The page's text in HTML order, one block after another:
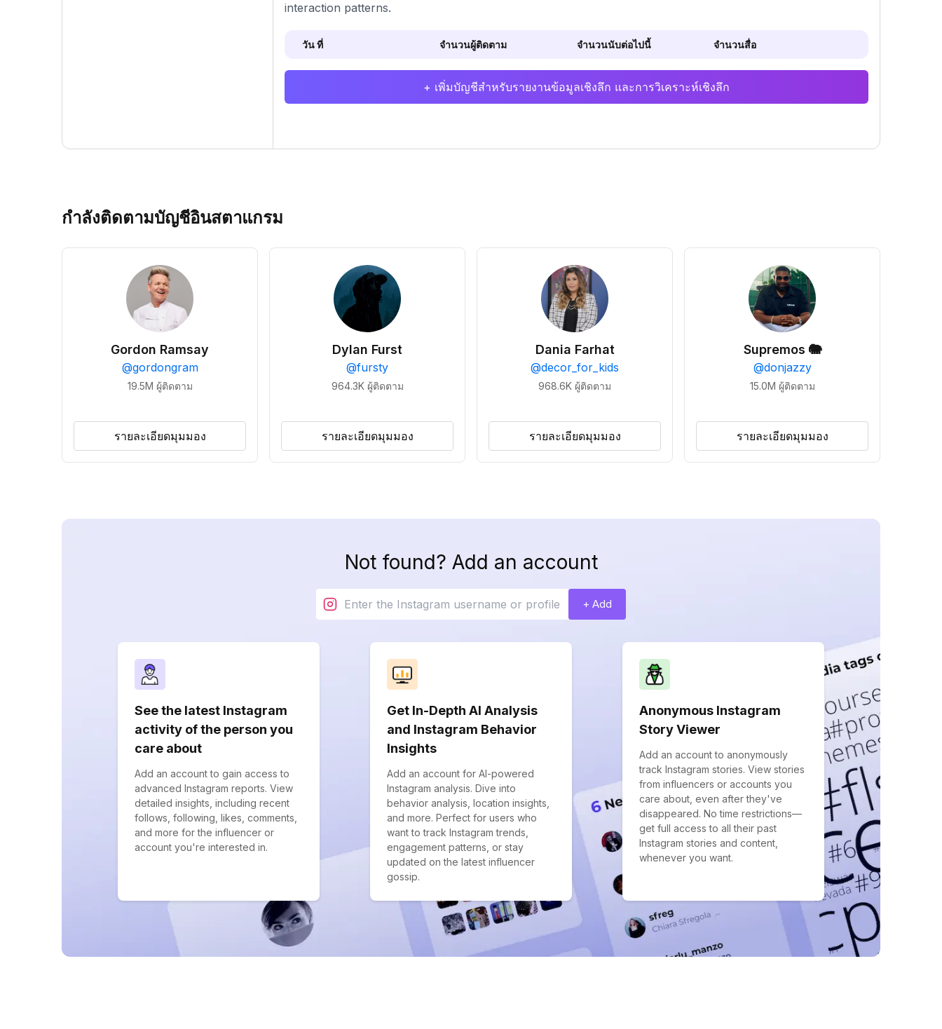
interaction patterns.
วัน ที่ จำนวนผู้ติดตาม จำนวนนับต่อไปนี้ จำนวนสื่อ
+ เพิ่มบัญชีสำหรับรายงานข้อมูลเชิงลึก และการวิเคราะห์เชิงลึก
กำลังติดตามบัญชีอินสตาแกรม
Gordon Ramsay
@gordongram
19.5M ผู้ติดตาม
รายละเอียดมุมมอง
Dylan Furst
@fursty
964.3K ผู้ติดตาม
รายละเอียดมุมมอง
Dania Farhat
@decor_for_kids
968.6K ผู้ติดตาม
รายละเอียดมุมมอง
Supremos 🐘
@donjazzy
15.0M ผู้ติดตาม
รายละเอียดมุมมอง
Not found? Add an account
+ Add
See the latest Instagram
activity of the person you
care about
Add an account to gain access to
advanced Instagram reports. View
detailed insights, including recent
follows, following, likes, comments,
and more for the influencer or
account you're interested in.
Get In-Depth AI Analysis
and Instagram Behavior
Insights
Add an account for AI-powered
Instagram analysis. Dive into
behavior analysis, location insights,
and more. Perfect for users who
want to track Instagram trends,
engagement patterns, or stay
updated on the latest influencer
gossip.
Anonymous Instagram
Story Viewer
Add an account to anonymously
track Instagram stories. View stories
from influencers or accounts you
care about, even after they've
disappeared. No time restrictions—
get full access to all their past
Instagram stories and content,
whenever you want.